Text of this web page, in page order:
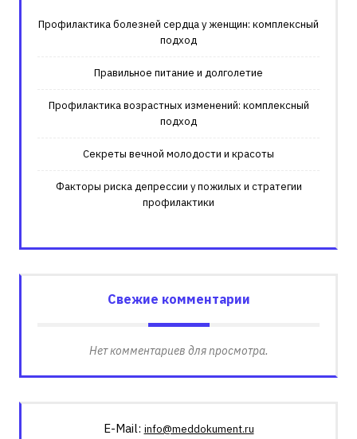
Профилактика болезней сердца у женщин: комплексный
подход
Правильное питание и долголетие
Профилактика возрастных изменений: комплексный
подход
Секреты вечной молодости и красоты
Факторы риска депрессии у пожилых и стратегии
профилактики
Свежие комментарии
Нет комментариев для просмотра.
E-Mail: info@meddokument.ru